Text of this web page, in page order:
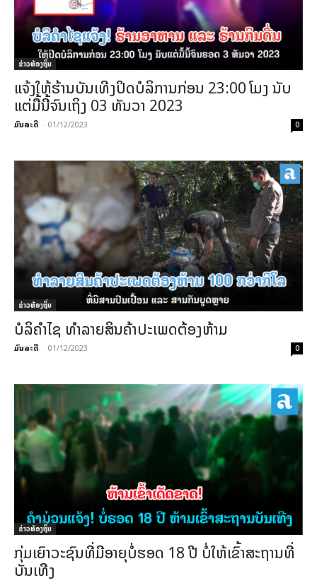
ຂ່າວທ້ອງຖິ່ນ
ແຈ້ງໃຫ້ຮ້ານບັນເທີງປິດບໍລິການກ່ອນ 23:00 ໂມງ ນັບ
ແຕ່ມື້ນີ້ຈົນເຖິງ 03 ທັນວາ 2023
ມົນລະດີ - 01/12/2023 0
ຂ່າວທ້ອງຖິ່ນ
ບໍລິຄຳໄຊ ທຳລາຍສິນຄ້າປະເພດຕ້ອງຫ້າມ
ມົນລະດີ - 01/12/2023 0
ຂ່າວທ້ອງຖິ່ນ
ກຸ່ມເຍົາວະຊົນທີ່ມີອາຍຸບໍ່ຮອດ 18 ປີ ບໍ່ໃຫ້ເຂົ້າສະຖານທີ່
ບັນເທີງ